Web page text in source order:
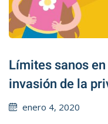
Límites sanos
invasión de la
Posted
enero 4, 2020